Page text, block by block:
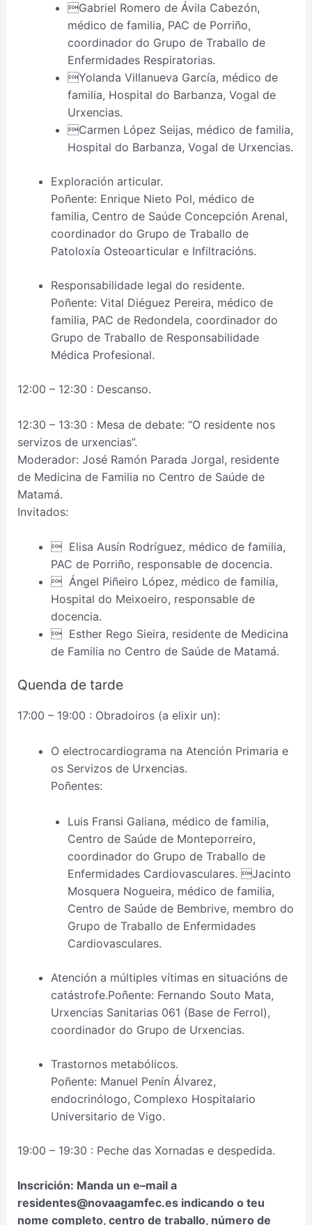
Gabriel Romero de Ávila Cabezón,
médico de familia, PAC de Porriño,
coordinador do Grupo de Traballo de
Enfermidades Respiratorias.
Yolanda Villanueva García, médico de
familia, Hospital do Barbanza, Vogal de
Urxencias.
Carmen López Seijas, médico de familia,
Hospital do Barbanza, Vogal de Urxencias.
Exploración articular.
Poñente: Enrique Nieto Pol, médico de
familia, Centro de Saúde Concepción Arenal,
coordinador do Grupo de Traballo de
Patoloxía Osteoarticular e Infiltracións.
Responsabilidade legal do residente.
Poñente: Vital Diéguez Pereira, médico de
familia, PAC de Redondela, coordinador do
Grupo de Traballo de Responsabilidade
Médica Profesional.
12:00 – 12:30 : Descanso.
12:30 – 13:30 : Mesa de debate: “O residente nos
servizos de urxencias”.
Moderador: José Ramón Parada Jorgal, residente
de Medicina de Familia no Centro de Saúde de
Matamá.
Invitados:
 Elisa Ausín Rodríguez, médico de familia,
PAC de Porriño, responsable de docencia.
 Ángel Piñeiro López, médico de familia,
Hospital do Meixoeiro, responsable de
docencia.
 Esther Rego Sieira, residente de Medicina
de Familia no Centro de Saúde de Matamá.
Quenda de tarde
17:00 – 19:00 : Obradoiros (a elixir un):
O electrocardiograma na Atención Primaria e
os Servizos de Urxencias.
Poñentes:
Luis Fransi Galiana, médico de familia,
Centro de Saúde de Monteporreiro,
coordinador do Grupo de Traballo de
Enfermidades Cardiovasculares. Jacinto
Mosquera Nogueira, médico de familia,
Centro de Saúde de Bembrive, membro do
Grupo de Traballo de Enfermidades
Cardiovasculares.
Atención a múltiples vítimas en situacións de
catástrofe.Poñente: Fernando Souto Mata,
Urxencias Sanitarias 061 (Base de Ferrol),
coordinador do Grupo de Urxencias.
Trastornos metabólicos.
Poñente: Manuel Penín Álvarez,
endocrinólogo, Complexo Hospitalario
Universitario de Vigo.
19:00 – 19:30 : Peche das Xornadas e despedida.
Inscrición: Manda un e–mail a
residentes@novaagamfec.es indicando o teu
nome completo, centro de traballo, número de